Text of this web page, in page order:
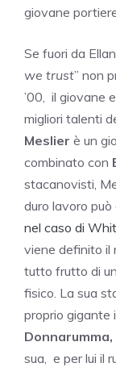
giovane
Se fuori da
we trust” non
’00, il giovane
migliori talenti
Meslier è un
combinato con
stacanovisti,
duro lavoro può
nel caso di
viene definito il
tutto frutto di
fisico. La sua
proprio gigante
Donnarumma,
sua, e per lui il